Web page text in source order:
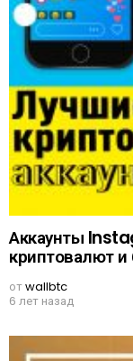
Аккаунты
криптовалют
отwallbtc
6 лет назад